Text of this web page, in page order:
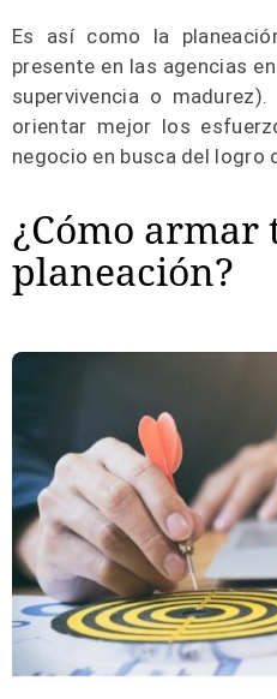
Es así como la
presente en las agencias
supervivencia o
orientar mejor los
negocio en busca del
¿Cómo armar
planeación?